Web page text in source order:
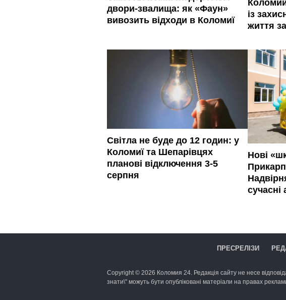
двори-звалища: як «Фаун»
вивозить відходи в Коломиї
із
життя
Світла не буде до 12 годин: у
Коломиї та Шепарівцях
планові відключення 3-5
серпня
Нові
сучасні
ПРЕСРЕЛІЗИ
Copyright © 2026 Коломия 24. Редакція сайту не несе
знати\" можуть бути опубліковані матеріали на правах